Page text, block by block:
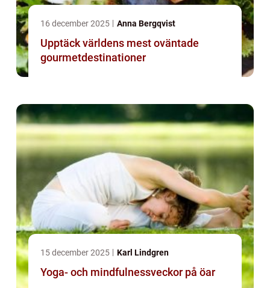
16 december 2025 Anna Bergqvist
Upptäck världens mest oväntade
gourmetdestinationer
15 december 2025 Karl Lindgren
Yoga- och mindfulnessveckor på öar